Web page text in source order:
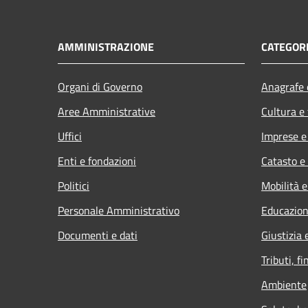
AMMINISTRAZIONE
Organi di Governo
Aree Amministrative
Uffici
Enti e fondazioni
Politici
Personale Amministrativo
Documenti e dati
Cultura
Imprese
Catasto
Mobilità
Giustizia
Tributi,
Ambiente